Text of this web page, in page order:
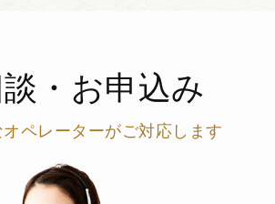
・お申込み
ペレーターがご対応します